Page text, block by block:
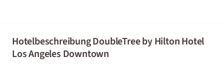
Hotelbeschreibung DoubleTree by Hilton Hotel
Los Angeles Downtown